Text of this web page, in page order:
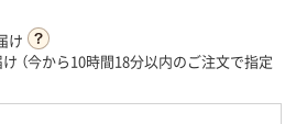
け
け （今から10時間18分以内のご注文で指定